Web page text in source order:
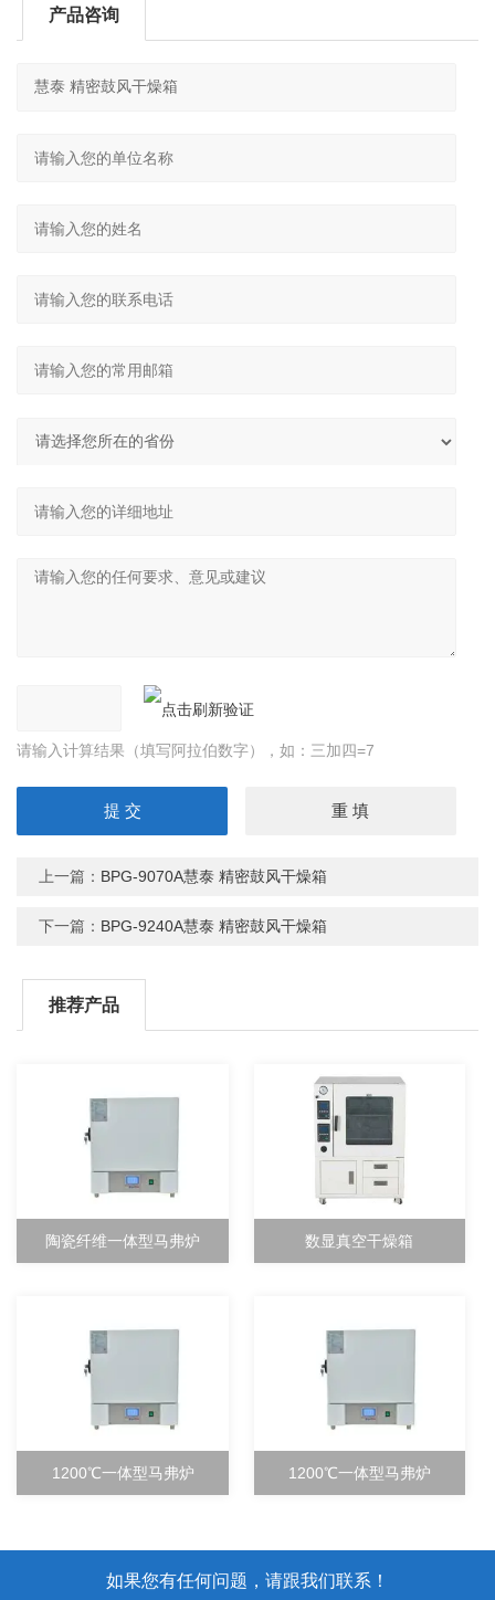
产品咨询
请输入计算结果（填写阿拉伯数字），如：三加四=7
上一篇： BPG-9070A慧泰 精密鼓风干燥箱
下一篇： BPG-9240A慧泰 精密鼓风干燥箱
推荐产品
陶瓷纤维一体型马弗炉 数显真空干燥箱
1200℃一体型马弗炉 1200℃一体型马弗炉
如果您有任何问题，请跟我们联系！